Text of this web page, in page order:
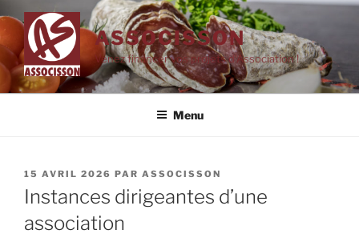
Aller
au
contenu
principal
ASSOCISSON
Venez financer vos projets d'Association !
Menu
PUBLIÉ
LE
15 AVRIL 2026 PAR ASSOCISSON
Instances dirigeantes d’une
association